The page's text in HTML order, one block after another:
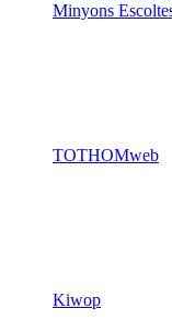
Minyons
TOTHOMweb
Kiwop